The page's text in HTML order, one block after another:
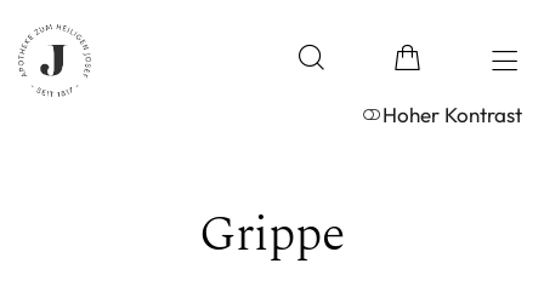
Hoher Kontrast
Grippe